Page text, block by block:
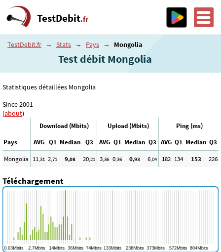
TestDebit.fr
TestDebit.fr → Stats → Pays → Mongolia
Test débit Mongolia
Statistiques détaillées Mongolia
Since 2001
(about)
Download (Mbits) Upload (Mbits)
Ping (ms)
Pays
AVG Q1 Median Q3 AVG Q1 Median Q3 AVG Q1 Median Q3
Mongolia 11,31 2,71 9,08 20,21 3,36 0,36 0,93 6,04 182 134 153 226
Téléchargement